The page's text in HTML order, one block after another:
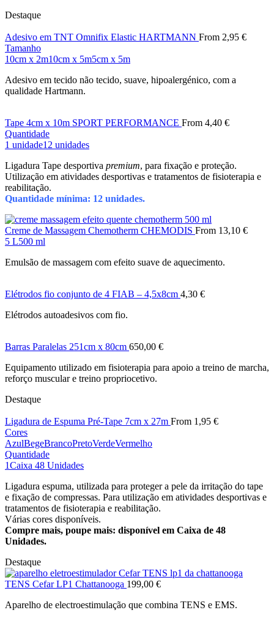
Destaque
Adesivo em TNT Omnifix Elastic HARTMANN From 2,95 €
Tamanho
10cm x 2m10cm x 5m5cm x 5m
Adesivo em tecido não tecido, suave, hipoalergénico, com a
qualidade Hartmann.
Tape 4cm x 10m SPORT PERFORMANCE From 4,40 €
Quantidade
1 unidade12 unidades
Ligadura Tape desportiva premium, para fixação e proteção.
Utilização em atividades desportivas e tratamentos de fisioterapia e
reabilitação.
Quantidade mínima: 12 unidades.
Creme de Massagem Chemotherm CHEMODIS From 13,10 €
5 L500 ml
Emulsão de massagem com efeito suave de aquecimento.
Elétrodos fio conjunto de 4 FIAB – 4,5x8cm 4,30 €
Elétrodos autoadesivos com fio.
Barras Paralelas 251cm x 80cm 650,00 €
Equipamento utilizado em fisioterapia para apoio a treino de marcha,
reforço muscular e treino propriocetivo.
Destaque
Ligadura de Espuma Pré-Tape 7cm x 27m From 1,95 €
Cores
AzulBegeBrancoPretoVerdeVermelho
Quantidade
1Caixa 48 Unidades
Ligadura espuma, utilizada para proteger a pele da irritação do tape
e fixação de compressas. Para utilização em atividades desportivas e
tratamentos de fisioterapia e reabilitação.
Várias cores disponíveis.
Compre mais, poupe mais: disponível em Caixa de 48
Unidades.
Destaque
TENS Cefar LP1 Chattanooga 199,00 €
Aparelho de electroestimulação que combina TENS e EMS.